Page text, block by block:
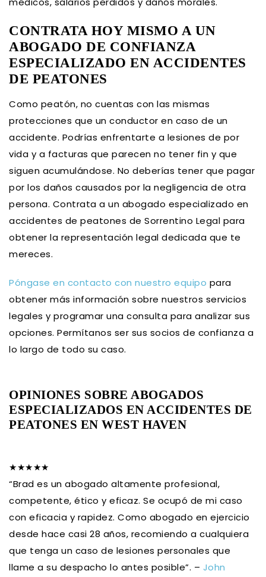
CONTRATA HOY MISMO A UN
ABOGADO DE CONFIANZA
ESPECIALIZADO EN ACCIDENTES
DE PEATONES
Como peatón, no cuentas con las mismas
protecciones que un conductor en caso de un
accidente. Podrías enfrentarte a lesiones de por
vida y a facturas que parecen no tener fin y que
siguen acumulándose. No deberías tener que pagar
por los daños causados por la negligencia de otra
persona. Contrata a un abogado especializado en
accidentes de peatones de Sorrentino Legal para
obtener la representación legal dedicada que te
mereces.
Póngase en contacto con nuestro equipo para
obtener más información sobre nuestros servicios
legales y programar una consulta para analizar sus
opciones. Permítanos ser sus socios de confianza a
lo largo de todo su caso.
OPINIONES SOBRE ABOGADOS
ESPECIALIZADOS EN ACCIDENTES DE
PEATONES EN WEST HAVEN
★★★★★
“Brad es un abogado altamente profesional,
competente, ético y eficaz. Se ocupó de mi caso
con eficacia y rapidez. Como abogado en ejercicio
desde hace casi 28 años, recomiendo a cualquiera
que tenga un caso de lesiones personales que
llame a su despacho lo antes posible”. – John